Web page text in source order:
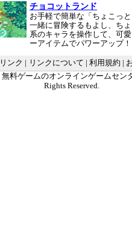
チョコットランド
お手軽で簡単な「ちょこっ
一緒に冒険するもよし、ち
系のキャラを操作して、可
ーアイテムでパワーアップ
リンク リンクについて 利用規約
無料ゲームのオンラインゲームセン
Rights Reserved.